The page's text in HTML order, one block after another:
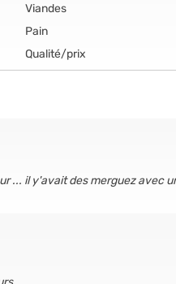
Viandes
Pain
Qualité/prix
... il y'avait des merguez avec